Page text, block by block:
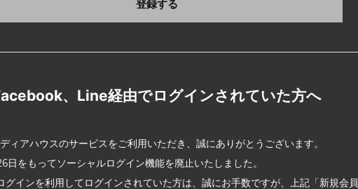
登録する
、Line経由でログインされていた方へ
ィアハウスのサービスをご利用いただき、誠にありがとうございます。
日をもってソーシャルログイン機能を廃止いたしました。
グインを利用してログインされていた方は、誠にお手数ですが、上記「新規会員